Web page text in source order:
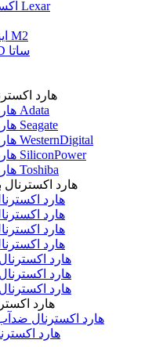
SSD اکسترنال Lexar
SSD اینترنال M2
حافظه SSD ساتا
هارد
هارد اکسترنال Adata
هارد اکسترنال Seagate
هارد اکسترنال WesternDigital
هارد اکسترنال SiliconPower
هارد اکسترنال Toshiba
هارد
هارد اکسترنال 1
هارد اکسترنال 2
هارد اکسترنال 4
هارد اکسترنال 8
هارد اکسترنال 10 ترابایت
هارد اکسترنال 12 ترابایت
هارد اکسترنال 16 ترابایت
هارد
هارد اکسترنال
هارد